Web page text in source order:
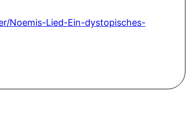
Noemis-Lied-Ein-dystopisches-